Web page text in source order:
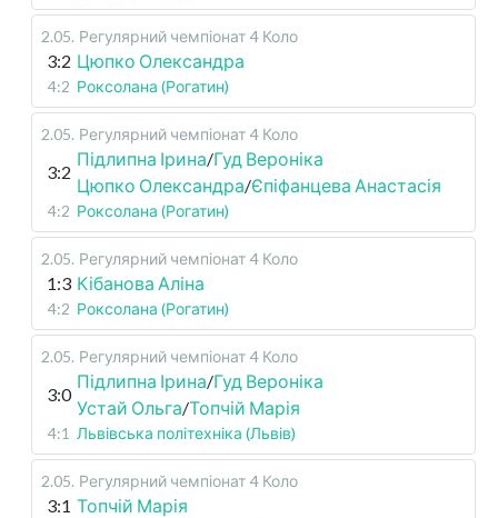
2.05. Регулярний чемпіонат 4 Коло
3:2 Цюпко Олександра
4:2 Роксолана (Рогатин)
2.05. Регулярний чемпіонат 4 Коло
3:2
Підлипна Ірина/Гуд Вероніка
Цюпко Олександра/Єпіфанцева Анастасія
4:2 Роксолана (Рогатин)
2.05. Регулярний чемпіонат 4 Коло
1:3 Кібанова Аліна
4:2 Роксолана (Рогатин)
2.05. Регулярний чемпіонат 4 Коло
3:0
Підлипна Ірина/Гуд Вероніка
Устай Ольга/Топчій Марія
4:1 Львівська політехніка (Львів)
2.05. Регулярний чемпіонат 4 Коло
3:1 Топчій Марія